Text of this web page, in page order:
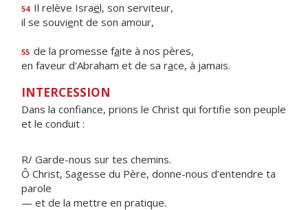
54 Il relève Israël, son serviteur,
il se souvient de son amour,
55 de la promesse faite à nos pères,
en faveur d'Abraham et de sa race, à jamais.
INTERCESSION
Dans la confiance, prions le Christ qui fortifie son peuple
et le conduit :
R/ Garde-nous sur tes chemins.
Ô Christ, Sagesse du Père, donne-nous d’entendre ta
parole
— et de la mettre en pratique.